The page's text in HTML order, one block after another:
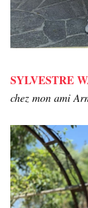
SYLVESTRE
chez mon ami